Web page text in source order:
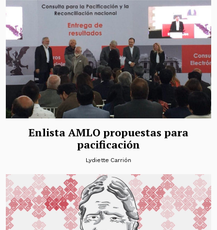
Enlista AMLO propuestas para
pacificación
Lydiette Carrión